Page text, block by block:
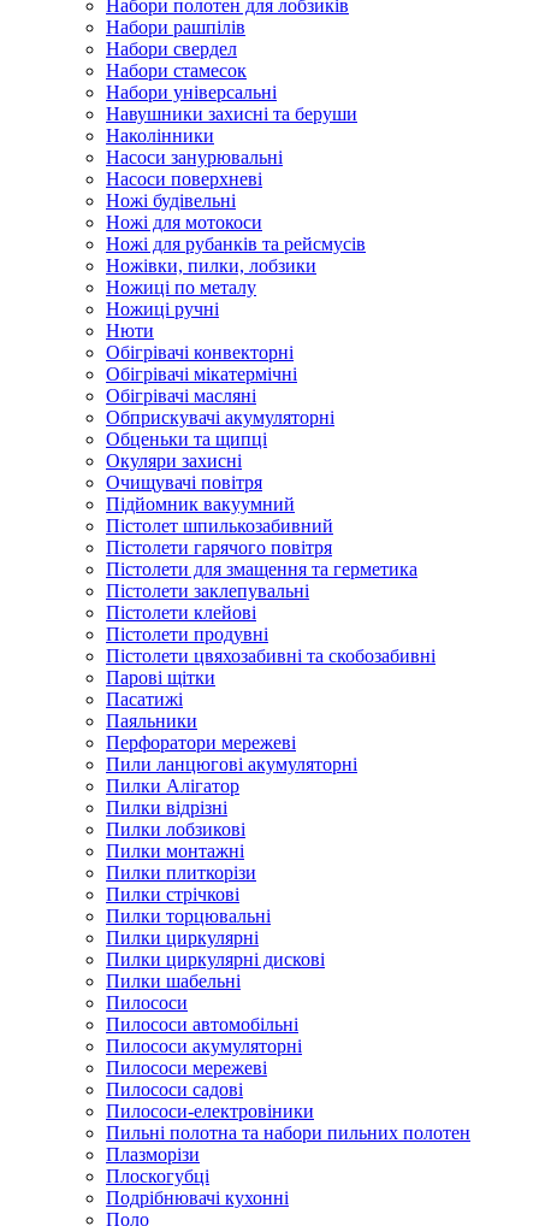
Набори полотен для лобзиків
Набори рашпілів
Набори свердел
Набори стамесок
Набори універсальні
Навушники захисні та беруши
Наколінники
Насоси занурювальні
Насоси поверхневі
Ножі будівельні
Ножі для мотокоси
Ножі для рубанків та рейсмусів
Ножівки, пилки, лобзики
Ножиці по металу
Ножиці ручні
Нюти
Обігрівачі конвекторні
Обігрівачі мікатермічні
Обігрівачі масляні
Обприскувачі акумуляторні
Обценьки та щипці
Окуляри захисні
Очищувачі повітря
Підйомник вакуумний
Пістолет шпилькозабивний
Пістолети гарячого повітря
Пістолети для змащення та герметика
Пістолети заклепувальні
Пістолети клейові
Пістолети продувні
Пістолети цвяхозабивні та скобозабивні
Парові щітки
Пасатижі
Паяльники
Перфоратори мережеві
Пили ланцюгові акумуляторні
Пилки Алігатор
Пилки відрізні
Пилки лобзикові
Пилки монтажні
Пилки плиткорізи
Пилки стрічкові
Пилки торцювальні
Пилки циркулярні
Пилки циркулярні дискові
Пилки шабельні
Пилососи
Пилососи автомобільні
Пилососи акумуляторні
Пилососи мережеві
Пилососи садові
Пилососи-електровіники
Пильні полотна та набори пильних полотен
Плазморізи
Плоскогубці
Подрібнювачі кухонні
Поло